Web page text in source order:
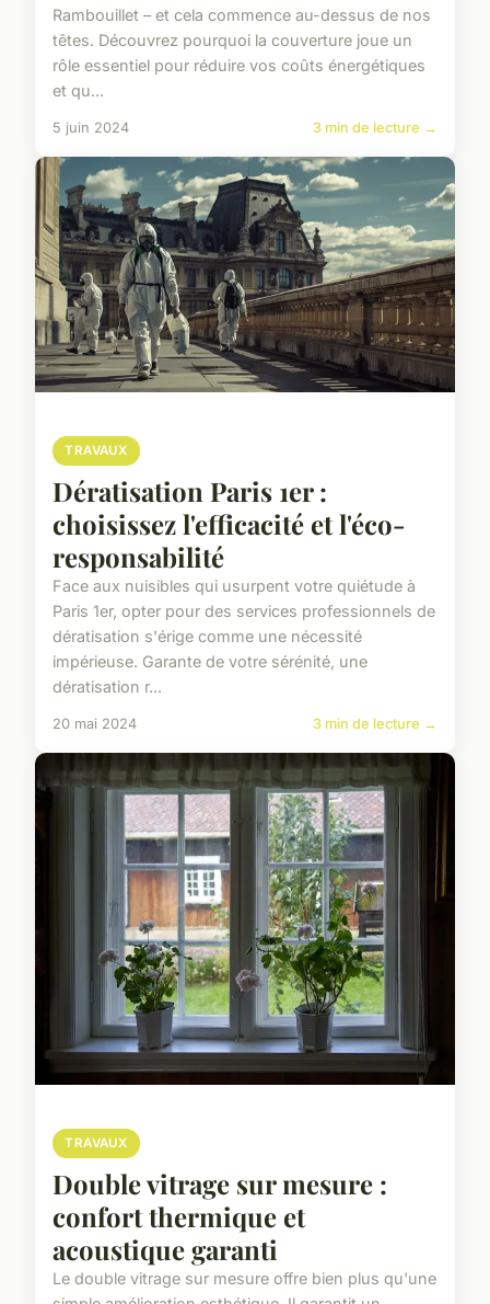
Rambouillet – et cela commence au-dessus de nos
têtes. Découvrez pourquoi la couverture joue un
rôle essentiel pour réduire vos coûts énergétiques
et qu...
5 juin 2024 3 min de lecture →
TRAVAUX
Dératisation Paris 1er :
choisissez l'efficacité et l'éco-
responsabilité
Face aux nuisibles qui usurpent votre quiétude à
Paris 1er, opter pour des services professionnels de
dératisation s'érige comme une nécessité
impérieuse. Garante de votre sérénité, une
dératisation r...
20 mai 2024 3 min de lecture →
TRAVAUX
Double vitrage sur mesure :
confort thermique et
acoustique garanti
Le double vitrage sur mesure offre bien plus qu'une